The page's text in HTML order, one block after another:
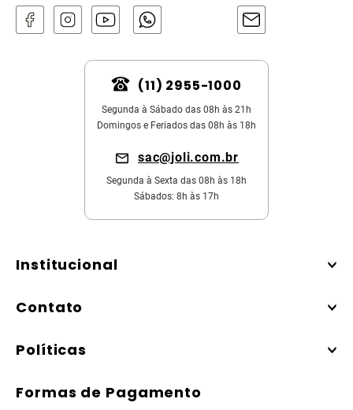
(11) 2955-1000
Segunda à Sábado das 08h às 21h
Domingos e Feriados das 08h às 18h
sac@joli.com.br
Segunda à Sexta das 08h às 18h
Sábados: 8h às 17h
Institucional
Contato
Políticas
Formas de Pagamento